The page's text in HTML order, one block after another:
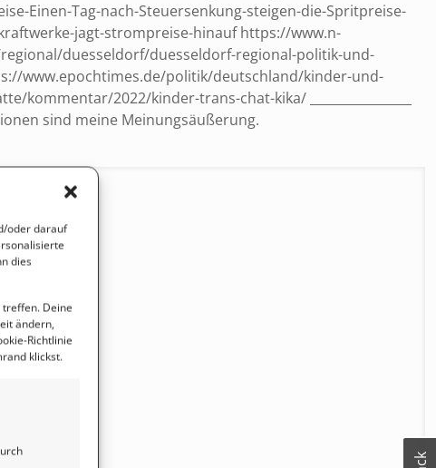
oder darauf
dies
Deine
ändern,
Richtlinie
klickst.
Einen-Tag-nach-Steuersenkung-steigen-die-Spritpreise-
jagt-strompreise-hinauf https://www.n-
duesseldorf/duesseldorf-regional-politik-und-
www.epochtimes.de/politik/deutschland/kinder-und-
2022/kinder-trans-chat-kika/ ________________
sind meine Meinungsäußerung.